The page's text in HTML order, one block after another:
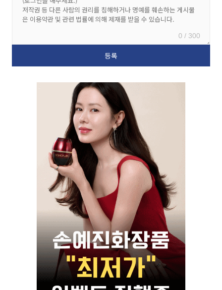
0 / 300